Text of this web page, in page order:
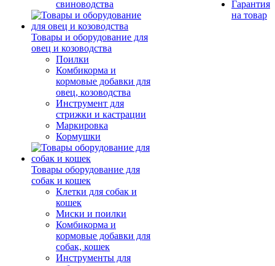
свиноводства
Товары и оборудование для
овец и козоводства
Поилки
Комбикорма и
кормовые добавки для
овец, козоводства
Инструмент для
стрижки и кастрации
Маркировка
Кормушки
Товары оборудование для
собак и кошек
Клетки для собак и
кошек
Миски и поилки
Комбикорма и
кормовые добавки для
собак, кошек
Инструменты для
Гарантия
на товар